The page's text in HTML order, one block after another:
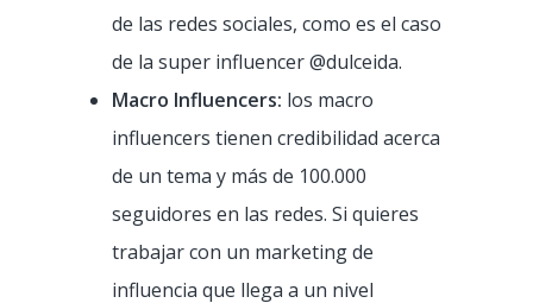
de las redes sociales, como es el caso
de la super influencer @dulceida.
Macro Influencers: los macro
influencers tienen credibilidad acerca
de un tema y más de 100.000
seguidores en las redes. Si quieres
trabajar con un marketing de
influencia que llega a un nivel